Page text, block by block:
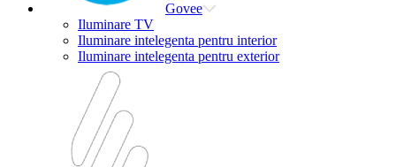
Govee
Iluminare TV
Iluminare intelegenta pentru interior
Iluminare intelegenta pentru exterior